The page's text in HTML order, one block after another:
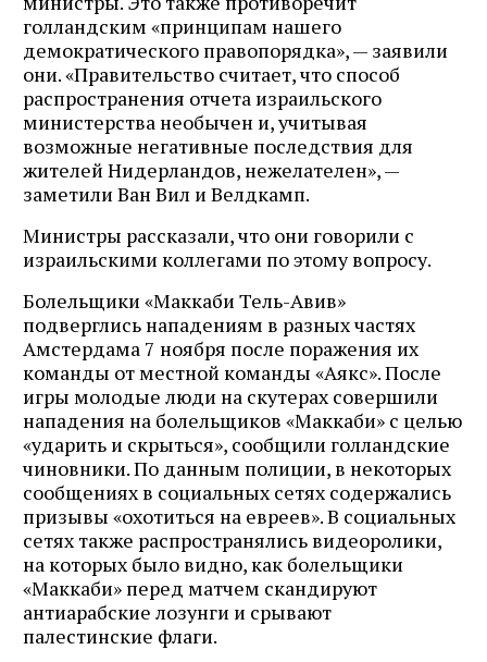
голландским «принципам нашего
демократического правопорядка», — заявили
они. «Правительство считает, что способ
распространения отчета израильского
министерства необычен и, учитывая
возможные негативные последствия для
жителей Нидерландов, нежелателен», —
заметили Ван Вил и Велдкамп.
Министры рассказали, что они говорили с
израильскими коллегами по этому вопросу.
Болельщики «Маккаби Тель-Авив»
подверглись нападениям в разных частях
Амстердама 7 ноября после поражения их
команды от местной команды «Аякс». После
игры молодые люди на скутерах совершили
нападения на болельщиков «Маккаби» с целью
«ударить и скрыться», сообщили голландские
чиновники. По данным полиции, в некоторых
сообщениях в социальных сетях содержались
призывы «охотиться на евреев». В социальных
сетях также распространялись видеоролики,
на которых было видно, как болельщики
«Маккаби» перед матчем скандируют
антиарабские лозунги и срывают
палестинские флаги.